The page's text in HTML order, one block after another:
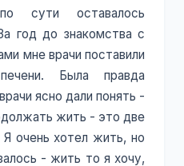
сути оставалось
год до знакомства с
мне врачи поставили
Была правда
ясно дали понять -
жить - это две
очень хотел жить, но
- жить то я хочу,